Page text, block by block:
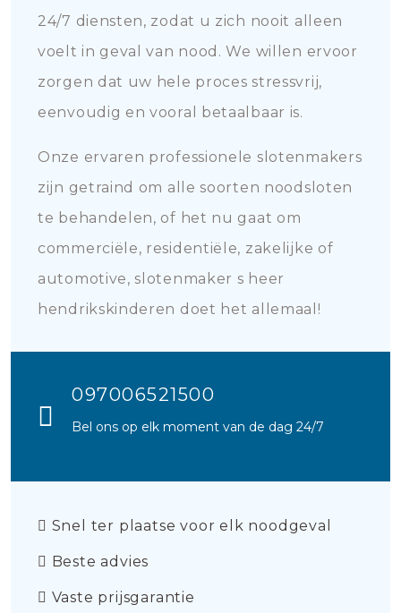
24/7 diensten, zodat u zich nooit alleen
voelt in geval van nood. We willen ervoor
zorgen dat uw hele proces stressvrij,
eenvoudig en vooral betaalbaar is.
Onze ervaren professionele slotenmakers
zijn getraind om alle soorten noodsloten
te behandelen, of het nu gaat om
commerciële, residentiële, zakelijke of
automotive, slotenmaker s heer
hendrikskinderen doet het allemaal!
097006521500
Bel ons op elk moment van de dag 24/7
Snel ter plaatse voor elk noodgeval
Beste advies
Vaste prijsgarantie